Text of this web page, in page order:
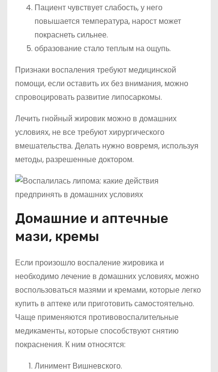
Пациент чувствует слабость, у него
повышается температура, нарост может
покраснеть сильнее.
образование стало теплым на ощупь.
Признаки воспаления требуют медицинской
помощи, если оставить их без внимания, можно
спровоцировать развитие липосаркомы.
Лечить гнойный жировик можно в домашних
условиях, не все требуют хирургического
вмешательства. Делать нужно вовремя, используя
методы, разрешенные доктором.
Домашние и аптечные
мази, кремы
Если произошло воспаление жировика и
необходимо лечение в домашних условиях, можно
воспользоваться мазями и кремами, которые легко
купить в аптеке или приготовить самостоятельно.
Чаще применяются противовоспалительные
медикаменты, которые способствуют снятию
покраснения. К ним относятся:
Линимент Вишневского.